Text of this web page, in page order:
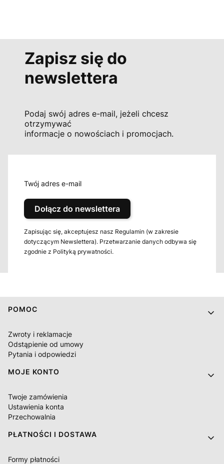
Zapisz się do
newslettera
Podaj swój adres e-mail, jeżeli chcesz
otrzymywać
informacje o nowościach i promocjach.
Twój adres e-mail
Dołącz do newslettera
Zapisując się, akceptujesz nasz Regulamin (w zakresie
dotyczącym Newslettera). Przetwarzanie danych odbywa się
zgodnie z Polityką prywatności.
Linki w stopce
POMOC
Zwroty i reklamacje
Odstąpienie od umowy
Pytania i odpowiedzi
MOJE KONTO
Twoje zamówienia
Ustawienia konta
Przechowalnia
PŁATNOŚCI I DOSTAWA
Formy płatności